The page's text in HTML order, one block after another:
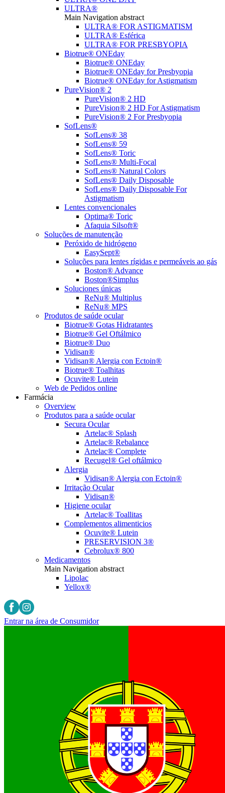
ULTRA®
Main Navigation abstract
ULTRA® FOR ASTIGMATISM
ULTRA® Esférica
ULTRA® FOR PRESBYOPIA
Biotrue® ONEday
Biotrue® ONEday
Biotrue® ONEday for Presbyopia
Biotrue® ONEday for Astigmatism
PureVision® 2
PureVision® 2 HD
PureVision® 2 HD For Astigmatism
PureVision® 2 For Presbyopia
SofLens®
SofLens® 38
SofLens® 59
SofLens® Toric
SofLens® Multi-Focal
SofLens® Natural Colors
SofLens® Daily Disposable
SofLens® Daily Disposable For
Astigmatism
Lentes convencionales
Optima® Toric
Afaquia Silsoft®
Soluções de manutenção
Peróxido de hidrógeno
EasySept®
Soluções para lentes rígidas e permeáveis ao gás
Boston® Advance
Boston®Simplus
Soluciones únicas
ReNu® Multiplus
ReNu® MPS
Produtos de saúde ocular
Biotrue® Gotas Hidratantes
Biotrue® Gel Oftálmico
Biotrue® Duo
Vidisan®
Vidisan® Alergia con Ectoin®
Biotrue® Toalhitas
Ocuvite® Lutein
Web de Pedidos online
Farmácia
Overview
Produtos para a saúde ocular
Secura Ocular
Artelac® Splash
Artelac® Rebalance
Artelac® Complete
Recugel® Gel oftálmico
Alergia
Vidisan® Alergia con Ectoin®
Irritação Ocular
Vidisan®
Higiene ocular
Artelac® Toallitas
Complementos alimenticios
Ocuvite® Lutein
PRESERVISION 3®
Cebrolux® 800
Medicamentos
Main Navigation abstract
Lipolac
Yellox®
Entrar na área de Consumidor